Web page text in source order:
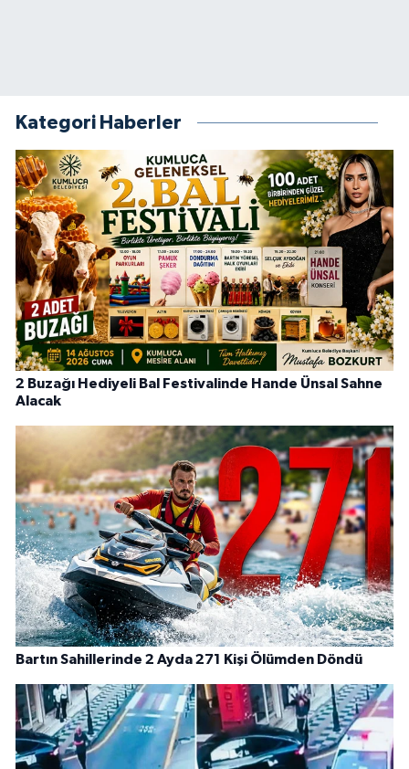
Kategori Haberler
2 Buzağı Hediyeli Bal Festivalinde Hande Ünsal Sahne
Alacak
Bartın Sahillerinde 2 Ayda 271 Kişi Ölümden Döndü